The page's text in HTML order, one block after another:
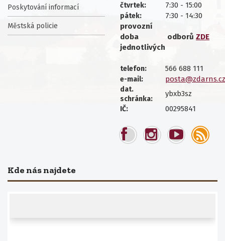
Poskytování informací
Městská policie
čtvrtek: 7:30 - 15:00
pátek:
7:30 - 14:30
provozní
doba
jednotlivých
odborů ZDE
telefon: 566 688 111
e-mail: posta@zdarns.cz
dat.
schránka:
ybxb3sz
IČ: 00295841
Kde nás najdete